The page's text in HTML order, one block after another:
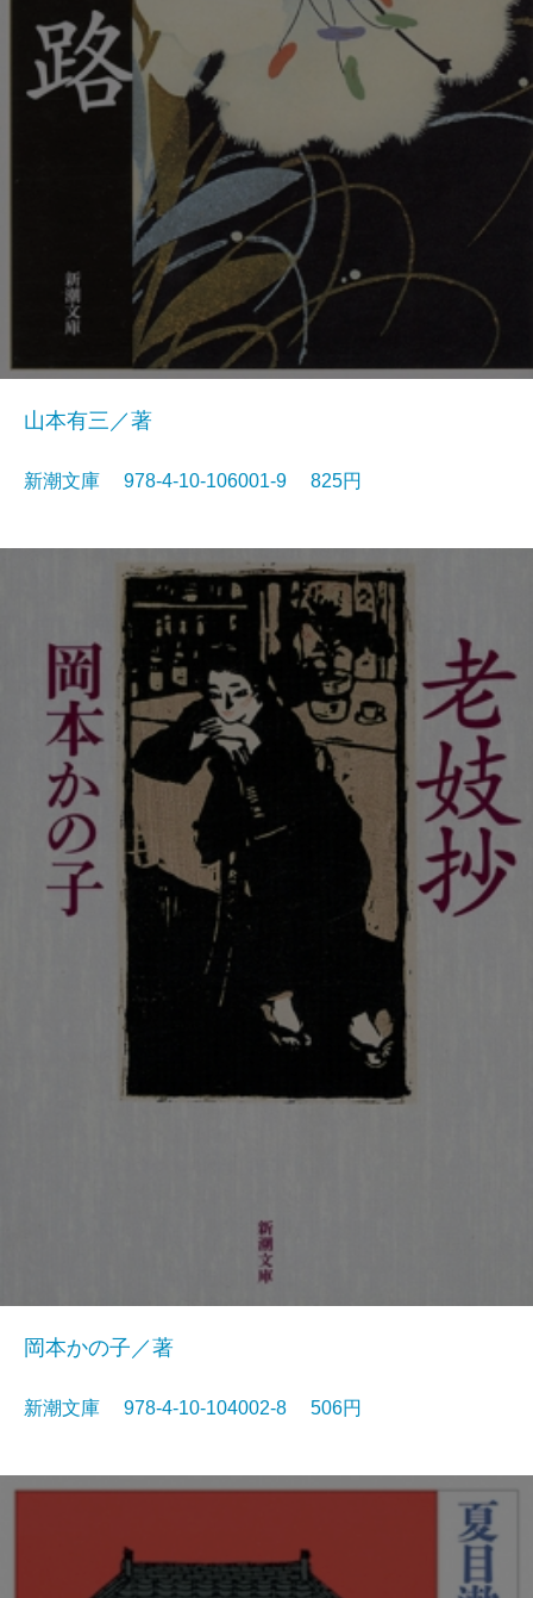
山本有三／著
新潮文庫 978-4-10-106001-9 825円
岡本かの子／著
新潮文庫 978-4-10-104002-8 506円